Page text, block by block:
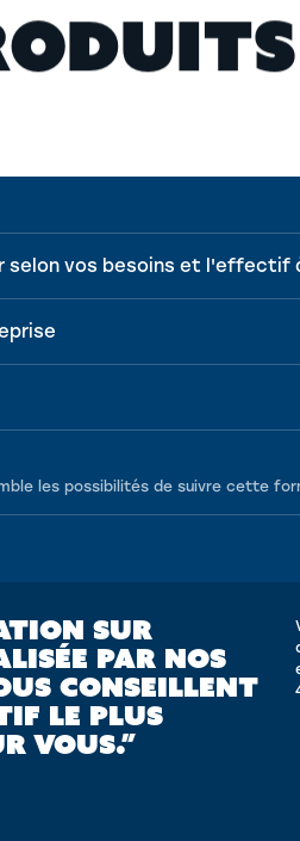
ODUITS
selon vos besoins et l'effectif
les possibilités de suivre cette
SUR
PAR NOS
CONSEILLENT
LE PLUS
VOUS.”